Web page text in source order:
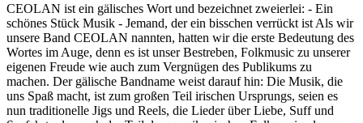
CEOLAN ist ein gälisches Wort und bezeichnet zweierlei: - Ein
schönes Stück Musik - Jemand, der ein bisschen verrückt ist Als wir
unsere Band CEOLAN nannten, hatten wir die erste Bedeutung des
Wortes im Auge, denn es ist unser Bestreben, Folkmusic zu unserer
eigenen Freude wie auch zum Vergnügen des Publikums zu
machen. Der gälische Bandname weist darauf hin: Die Musik, die
uns Spaß macht, ist zum großen Teil irischen Ursprungs, seien es
nun traditionelle Jigs und Reels, die Lieder über Liebe, Suff und